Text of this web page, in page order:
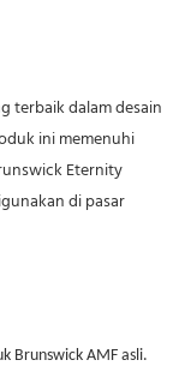
terbaik dalam desain
ini memenuhi
Eternity
di pasar
Brunswick AMF asli.